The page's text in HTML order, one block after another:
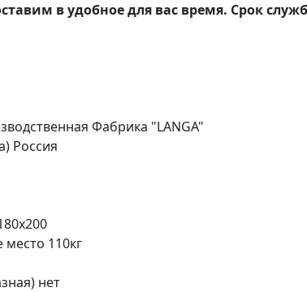
в удобное для вас время. Срок
Фабрика "LANGA"
Россия
место 110кг
нет